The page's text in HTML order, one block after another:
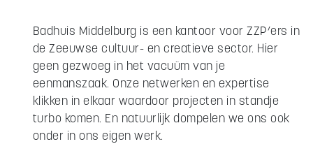
Badhuis Middelburg is een kantoor voor ZZP’ers in
de Zeeuwse cultuur- en creatieve sector. Hier
geen gezwoeg in het vacuüm van je
eenmanszaak. Onze netwerken en expertise
klikken in elkaar waardoor projecten in standje
turbo komen. En natuurlijk dompelen we ons ook
onder in ons eigen werk.